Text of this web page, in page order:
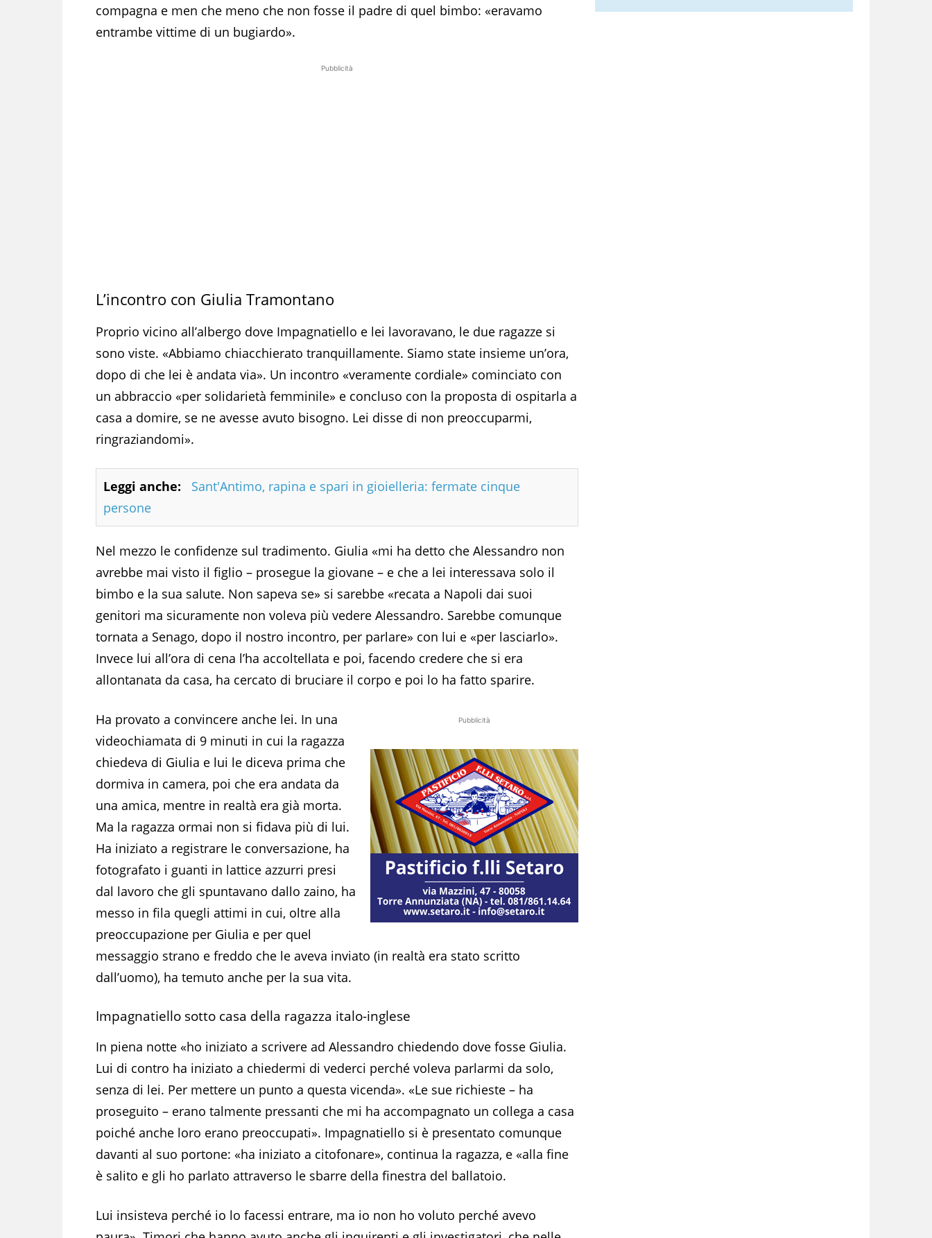
compagna e men che meno che non fosse il padre di quel bimbo: «eravamo
entrambe vittime di un bugiardo».
Pubblicità
L’incontro con Giulia Tramontano
Proprio vicino all’albergo dove Impagnatiello e lei lavoravano, le due ragazze si
sono viste. «Abbiamo chiacchierato tranquillamente. Siamo state insieme un’ora,
dopo di che lei è andata via». Un incontro «veramente cordiale» cominciato con
un abbraccio «per solidarietà femminile» e concluso con la proposta di ospitarla a
casa a domire, se ne avesse avuto bisogno. Lei disse di non preoccuparmi,
ringraziandomi».
Leggi anche:
Sant'Antimo, rapina e spari in gioielleria: fermate cinque
persone
Nel mezzo le confidenze sul tradimento. Giulia «mi ha detto che Alessandro non
avrebbe mai visto il figlio – prosegue la giovane – e che a lei interessava solo il
bimbo e la sua salute. Non sapeva se» si sarebbe «recata a Napoli dai suoi
genitori ma sicuramente non voleva più vedere Alessandro. Sarebbe comunque
tornata a Senago, dopo il nostro incontro, per parlare» con lui e «per lasciarlo».
Invece lui all’ora di cena l’ha accoltellata e poi, facendo credere che si era
allontanata da casa, ha cercato di bruciare il corpo e poi lo ha fatto sparire.
Pubblicità
Ha provato a convincere anche lei. In una
videochiamata di 9 minuti in cui la ragazza
chiedeva di Giulia e lui le diceva prima che
dormiva in camera, poi che era andata da
una amica, mentre in realtà era già morta.
Ma la ragazza ormai non si fidava più di lui.
Ha iniziato a registrare le conversazione, ha
fotografato i guanti in lattice azzurri presi
dal lavoro che gli spuntavano dallo zaino, ha
messo in fila quegli attimi in cui, oltre alla
preoccupazione per Giulia e per quel
messaggio strano e freddo che le aveva inviato (in realtà era stato scritto
dall’uomo), ha temuto anche per la sua vita.
Impagnatiello sotto casa della ragazza italo-inglese
In piena notte «ho iniziato a scrivere ad Alessandro chiedendo dove fosse Giulia.
Lui di contro ha iniziato a chiedermi di vederci perché voleva parlarmi da solo,
senza di lei. Per mettere un punto a questa vicenda». «Le sue richieste – ha
proseguito – erano talmente pressanti che mi ha accompagnato un collega a casa
poiché anche loro erano preoccupati». Impagnatiello si è presentato comunque
davanti al suo portone: «ha iniziato a citofonare», continua la ragazza, e «alla fine
è salito e gli ho parlato attraverso le sbarre della finestra del ballatoio.
Lui insisteva perché io lo facessi entrare, ma io non ho voluto perché avevo